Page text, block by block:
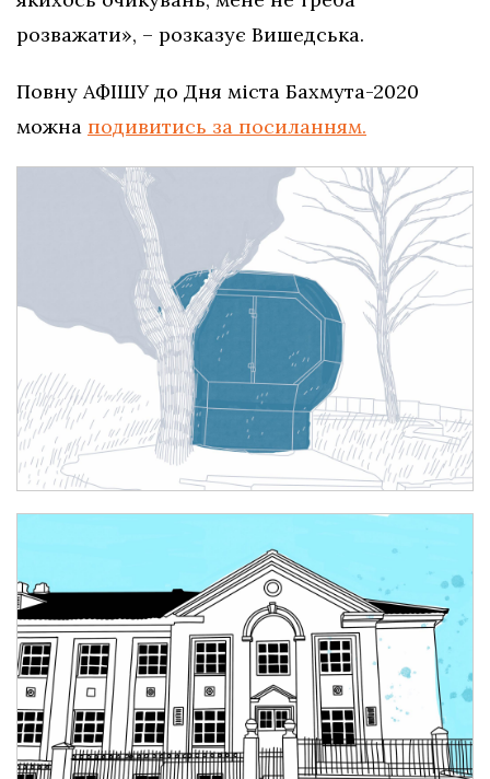
розважати», – розказує Вишедська.
Повну АФІШУ до Дня міста Бахмута-2020
можна подивитись за посиланням.